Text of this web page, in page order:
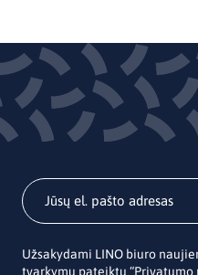
Užsakydami LINO biuro
tvarkymu pateiktu “Privatumo